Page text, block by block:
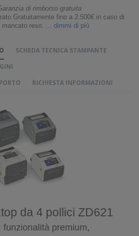
di rimborso gratuita
Gratuitamente fino a 2.500€ in caso di
mancato reso. ... dimmi di più
SCHEDA TECNICA STAMPANTE
RICHIESTA INFORMAZIONI
da 4 pollici ZD621
funzionalità premium,